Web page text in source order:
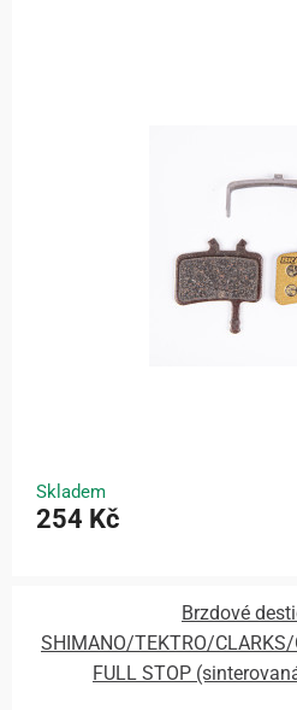
Skladem
254 Kč
Brzdové
SHIMANO/TEKTRO/
FULL STOP